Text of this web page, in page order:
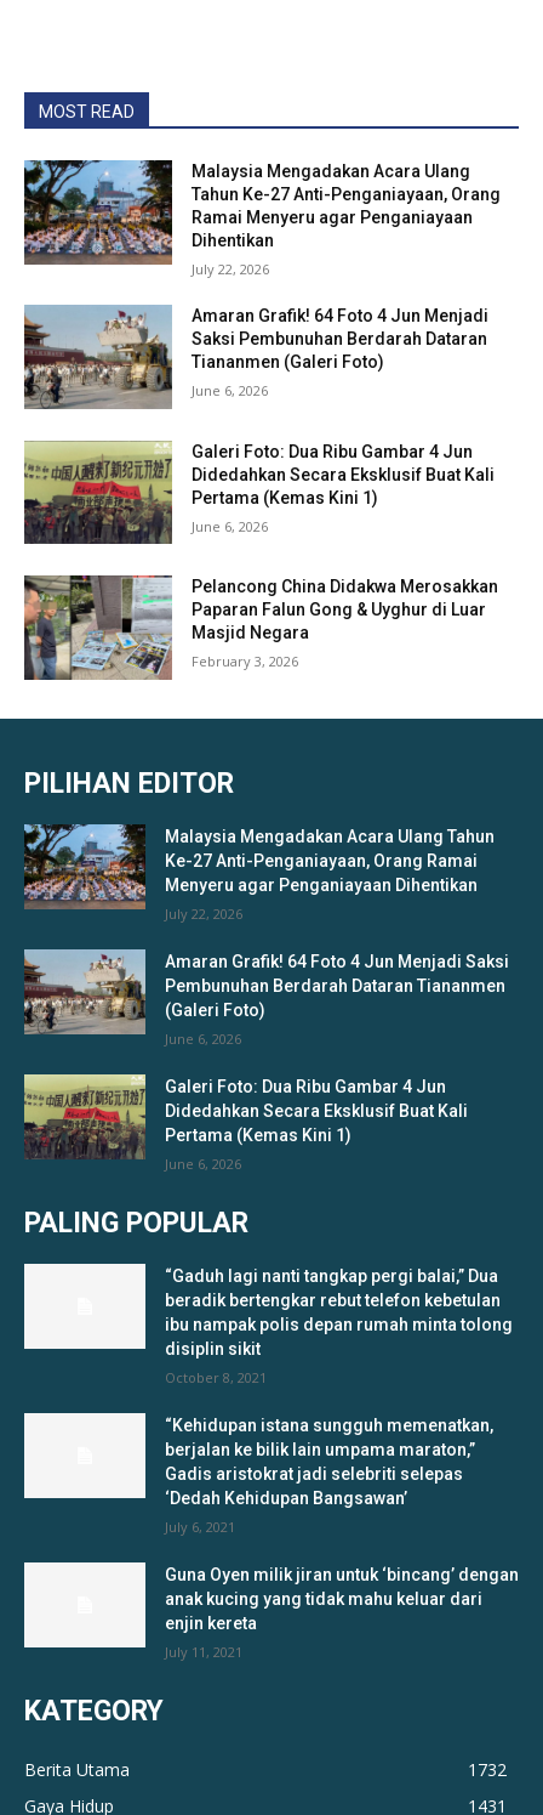
MOST READ
Malaysia Mengadakan Acara Ulang
Tahun Ke-27 Anti-Penganiayaan, Orang
Ramai Menyeru agar Penganiayaan
Dihentikan
July 22, 2026
Amaran Grafik! 64 Foto 4 Jun Menjadi
Saksi Pembunuhan Berdarah Dataran
Tiananmen (Galeri Foto)
June 6, 2026
Galeri Foto: Dua Ribu Gambar 4 Jun
Didedahkan Secara Eksklusif Buat Kali
Pertama (Kemas Kini 1)
June 6, 2026
Pelancong China Didakwa Merosakkan
Paparan Falun Gong & Uyghur di Luar
Masjid Negara
February 3, 2026
PILIHAN EDITOR
Malaysia Mengadakan Acara Ulang Tahun
Ke-27 Anti-Penganiayaan, Orang Ramai
Menyeru agar Penganiayaan Dihentikan
July 22, 2026
Amaran Grafik! 64 Foto 4 Jun Menjadi Saksi
Pembunuhan Berdarah Dataran Tiananmen
(Galeri Foto)
June 6, 2026
Galeri Foto: Dua Ribu Gambar 4 Jun
Didedahkan Secara Eksklusif Buat Kali
Pertama (Kemas Kini 1)
June 6, 2026
PALING POPULAR
“Gaduh lagi nanti tangkap pergi balai,” Dua
beradik bertengkar rebut telefon kebetulan
ibu nampak polis depan rumah minta tolong
disiplin sikit
October 8, 2021
“Kehidupan istana sungguh memenatkan,
berjalan ke bilik lain umpama maraton,”
Gadis aristokrat jadi selebriti selepas
‘Dedah Kehidupan Bangsawan’
July 6, 2021
Guna Oyen milik jiran untuk ‘bincang’ dengan
anak kucing yang tidak mahu keluar dari
enjin kereta
July 11, 2021
KATEGORY
Berita Utama
1732
Gaya Hidup
1431